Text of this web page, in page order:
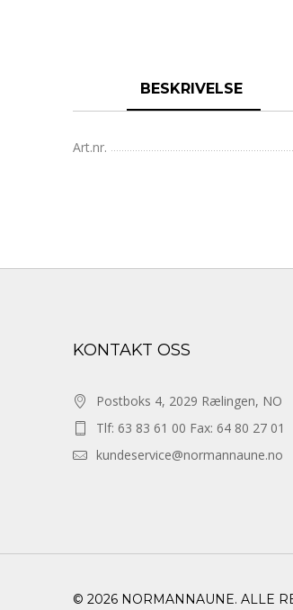
BESKRIVELSE
Art.nr.
KONTAKT OSS
Postboks 4, 2029 Rælingen, NO
Tlf: 63 83 61 00 Fax: 64 80 27 01
kundeservice@normannaune.no
© 2026 NORMANNAUNE. ALLE